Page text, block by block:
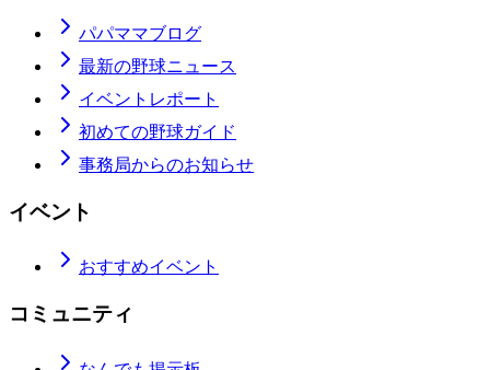
パパママブログ
最新の野球ニュース
イベントレポート
初めての野球ガイド
事務局からのお知らせ
イベント
おすすめイベント
コミュニティ